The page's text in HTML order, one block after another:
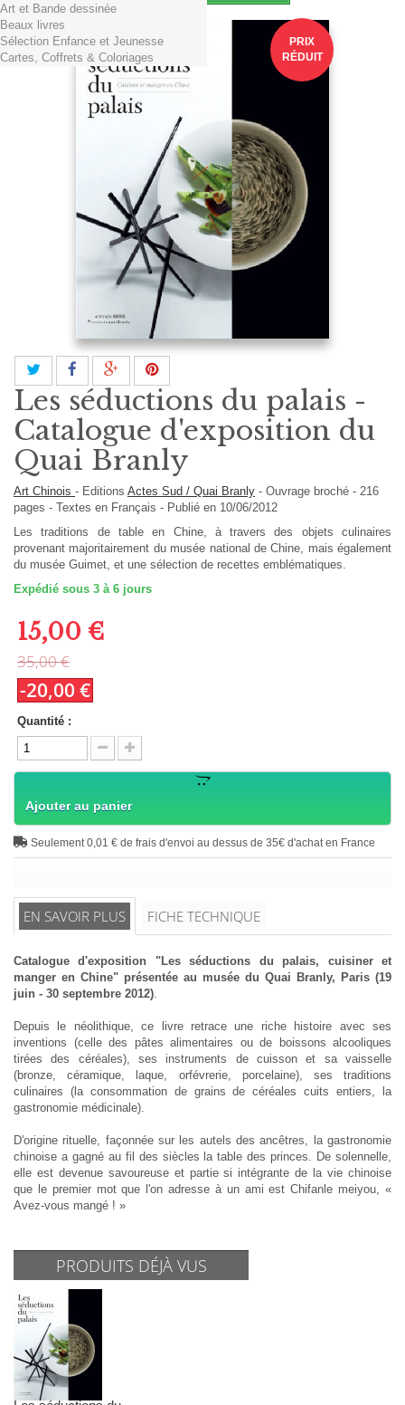
Art et Bande dessinée
Beaux livres
Sélection Enfance et Jeunesse
Cartes, Coffrets & Coloriages
PRIX
RÉDUIT
Les séductions du palais -
Catalogue d'exposition du
Quai Branly
Art Chinois - Editions Actes Sud / Quai Branly - Ouvrage broché - 216
pages - Textes en Français - Publié en 10/06/2012
Les traditions de table en Chine, à travers des objets culinaires
provenant majoritairement du musée national de Chine, mais également
du musée Guimet, et une sélection de recettes emblématiques.
Expédié sous 3 à 6 jours
15,00 €
35,00 €
-20,00 €
Quantité :
Ajouter au panier
Seulement 0,01 € de frais d'envoi au dessus de 35€ d'achat en France
EN SAVOIR PLUS FICHE TECHNIQUE
Catalogue d'exposition "Les séductions du palais, cuisiner et
manger en Chine" présentée au musée du Quai Branly, Paris (19
juin - 30 septembre 2012)
Depuis le néolithique, ce livre retrace une riche histoire avec ses
inventions (celle des pâtes alimentaires ou de boissons alcooliques
tirées des céréales), ses instruments de cuisson et sa vaisselle
(bronze, céramique, laque, orfévrerie, porcelaine), ses traditions
culinaires (la consommation de grains de céréales cuits entiers, la
gastronomie médicinale).
D'origine rituelle, façonnée sur les autels des ancêtres, la gastronomie
chinoise a gagné au fil des siècles la table des princes. De solennelle,
elle est devenue savoureuse et partie si intégrante de la vie chinoise
que le premier mot que l'on adresse à un ami estChifanle meiyou , «
Avez-vous mangé ! »
PRODUITS DÉJÀ VUS